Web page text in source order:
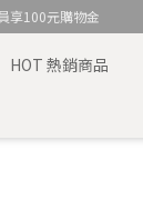
享100元購物金
HOT 熱銷商品